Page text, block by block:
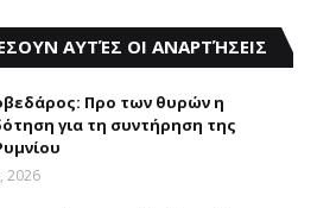
ΑΥΤΈΣ ΟΙ ΑΝΑΡΤΉΣΕΙΣ
Προ των θυρών η
για τη συντήρηση της
2026